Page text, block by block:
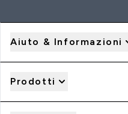
Aiuto & Informazioni
Prodotti